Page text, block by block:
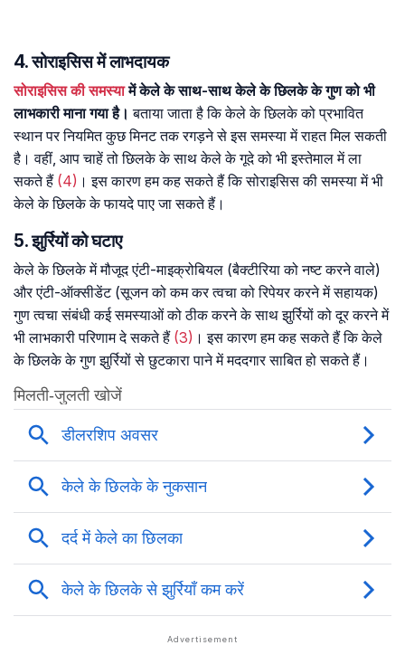
4. सोराइसिस में लाभदायक
सोराइसिस की समस्यामें केले के साथ-साथ केले के छिलके के गुण को भी
लाभकारी माना गया है। बताया जाता है कि केले के छिलके को प्रभावित
स्थान पर नियमित कुछ मिनट तक रगड़ने से इस समस्या में राहत मिल सकती
है। वहीं, आप चाहें तो छिलके के साथ केले के गूदे को भी इस्तेमाल में ला
सकते हैं (4) । इस कारण हम कह सकते हैं कि सोराइसिस की समस्या में भी
केले के छिलके के फायदे पाए जा सकते हैं।
5. झुर्रियों को घटाए
केले के छिलके में मौजूद एंटी-माइक्रोबियल (बैक्टीरिया को नष्ट करने वाले)
और एंटी-ऑक्सीडेंट (सूजन को कम कर त्वचा को रिपेयर करने में सहायक)
गुण त्वचा संबंधी कई समस्याओं को ठीक करने के साथ झुर्रियों को दूर करने में
भी लाभकारी परिणाम दे सकते हैं (3) । इस कारण हम कह सकते हैं कि केले
के छिलके के गुण झुर्रियों से छुटकारा पाने में मददगार साबित हो सकते हैं।